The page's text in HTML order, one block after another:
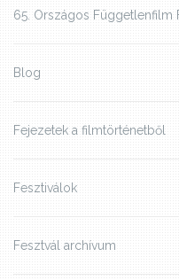
65. Országos Függetlenfilm
Blog
Fejezetek a filmtörténetből
Fesztiválok
Fesztvál archívum